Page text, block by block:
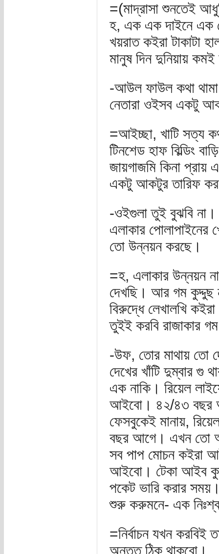
=(মাদ্রাসা শুনতেই
হ, এক এক দাইনে এক
খয়রাত কইরা টাকাটা
মানুষ দিন দুনিয়ায়
-আউল ফাউল কথা
নেতারা ওইসব একটু
=আইচ্ছা, খাটি সত্য
টিনশেড হাফ বিল্ডিং
জায়গাজমি কিনা প্রায়
একটু আকটুর তারিফ
-ওইগুলা তুই বুঝবি
এলাকার
তো উন্নয়ন করছে।
=হ, এলাকার উন্নয়ন
দেখছি। আর গম কুদ্দুছ
বিরুদ্ধে লেখালখি
তুইই করবি রাজাকার
-উফ, তোর মাথায় তো
দেখের খাঁটি দুম্বার গু
এক নাকি। রিয়েল
আইবো। ৪২/৪৩ বছর
ফেসবুকেই মানায়,
বছর আগে। এখন তো
সব পাপ মোচন কইরা
আইবো। টেকা আইব
পকেট ভারি করার
শুরু করুমনে- এক
=নির্বাচন যখন
অন্তত ঠিক থাকবো।